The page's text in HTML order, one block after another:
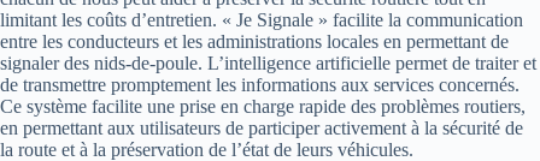
limitant les coûts d’entretien. « Je Signale » facilite la communication
entre les conducteurs et les administrations locales en permettant de
signaler des nids-de-poule. L’intelligence artificielle permet de traiter et
de transmettre promptement les informations aux services concernés.
Ce système facilite une prise en charge rapide des problèmes routiers,
en permettant aux utilisateurs de participer activement à la sécurité de
la route et à la préservation de l’état de leurs véhicules.